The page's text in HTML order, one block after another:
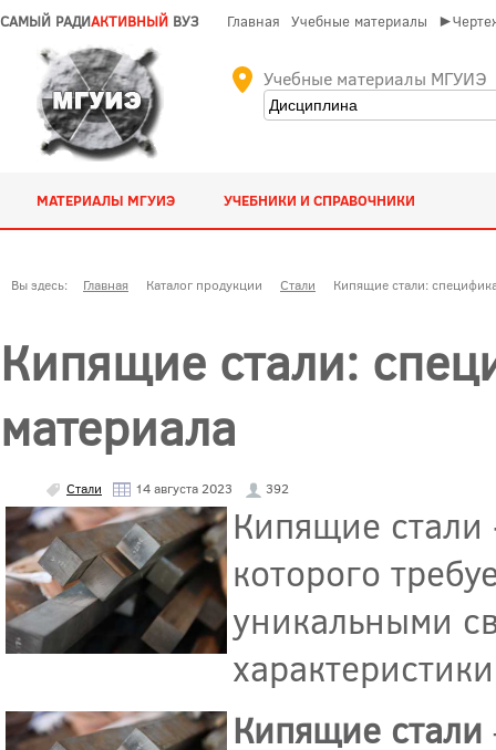
САМЫЙ РАДИАКТИВНЫЙ ВУЗ Главная Учебные материалы
Учебные материалы МГУИЭ
МАТЕРИАЛЫ МГУИЭ УЧЕБНИКИ И СПРАВОЧНИКИ
Вы здесь: Главная Каталог продукции Стали Кипящие стали:
Кипящие стали:
материала
Стали 14 августа 2023 392
Кипящие стали
которого
уникальными
Кипящие стали